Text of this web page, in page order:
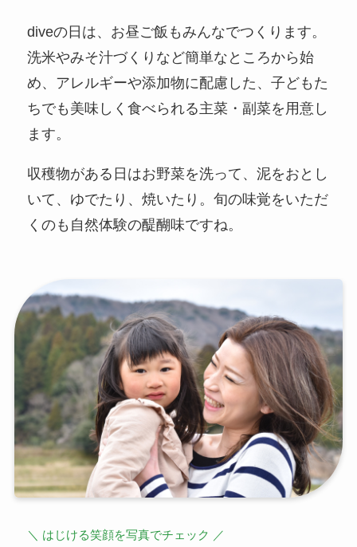
diveの日は、お昼ご飯もみんなでつくります。
洗米やみそ汁づくりなど簡単なところから始
め、アレルギーや添加物に配慮した、子どもた
ちでも美味しく食べられる主菜・副菜を用意し
ます。
収穫物がある日はお野菜を洗って、泥をおとし
いて、ゆでたり、焼いたり。旬の味覚をいただ
くのも自然体験の醍醐味ですね。
＼ はじける笑顔を写真でチェック ／